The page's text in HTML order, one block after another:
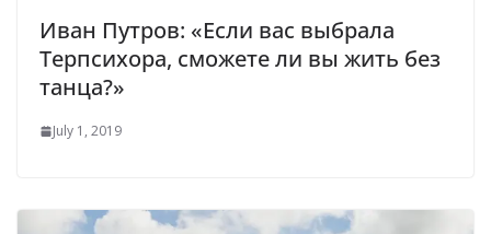
Иван Путров: «Если вас выбрала
Терпсихора, сможете ли вы жить без
танца?»
July 1, 2019